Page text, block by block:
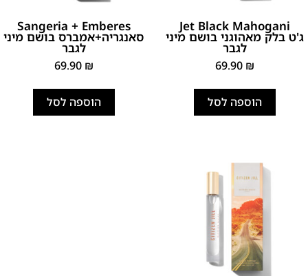
Jet Black Mahogani
ג'ט בלק מאהוגני בושם מיני
לגבר
69.90 ₪
הוספה לסל
Sangeria + Emberes
סאנגריה+אמברס בושם מיני
לגבר
69.90 ₪
הוספה לסל